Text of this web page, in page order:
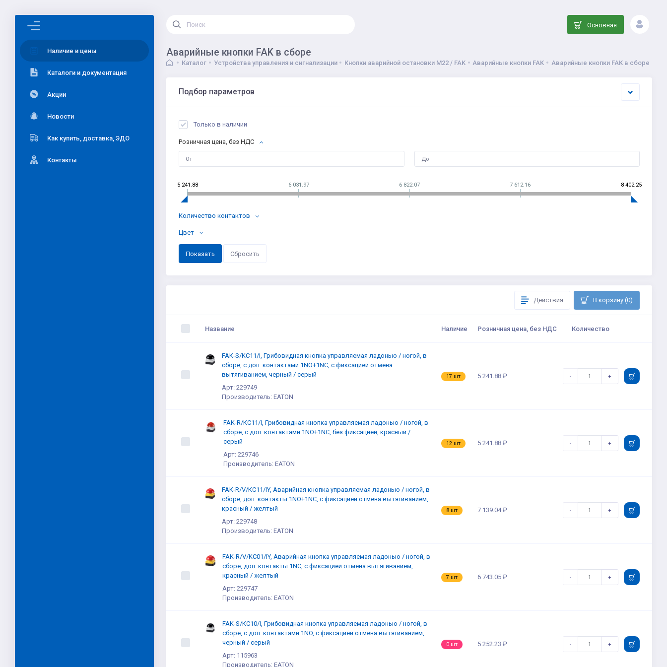
Наличие и цены
Каталоги и документация
Акции
Новости
Как купить, доставка, ЭДО
Контакты
Основная
Аварийные кнопки FAK в сборе
Каталог Устройства управления и сигнализации Кнопки аварийной остановки M22 / FAK Аварийные кнопки FAK Аварийные кнопки FAK в сборе
Действия В корзину (0)
Название Наличие Розничная цена, без НДС Количество
FAK-S/KC11/I, Грибовидная кнопка управляемая ладонью / ногой, в
сборе, с доп. контактами 1NO+1NC, с фиксацией отмена
вытягиванием, черный / серый
Арт: 229749
Производитель: EATON
17 шт 5 241.88 ₽ - +
FAK-R/KC11/I, Грибовидная кнопка управляемая ладонью / ногой, в
сборе, с доп. контактами 1NO+1NC, без фиксацией, красный /
серый
Арт: 229746
Производитель: EATON
12 шт 5 241.88 ₽ - +
FAK-R/V/KC11/IY, Аварийная кнопка управляемая ладонью / ногой, в
сборе, доп. контакты 1NO+1NC, с фиксацией отмена вытягиванием,
красный / желтый
Арт: 229748
Производитель: EATON
8 шт 7 139.04 ₽ - +
FAK-R/V/KC01/IY, Аварийная кнопка управляемая ладонью / ногой, в
сборе, доп. контакты 1NC, с фиксацией отмена вытягиванием,
красный / желтый
Арт: 229747
Производитель: EATON
7 шт 6 743.05 ₽ - +
FAK-S/KC10/I, Грибовидная кнопка управляемая ладонью / ногой, в
сборе, с доп. контактами 1NO, с фиксацией отмена вытягиванием,
черный / серый
Арт: 115963
Производитель: EATON
0 шт 5 252.23 ₽ - +
Подбор параметров
Только в наличии
Розничная цена, без НДС
5 241.88 6 031.97 6 822.07 7 612.16 8 402.25
Количество контактов
Цвет